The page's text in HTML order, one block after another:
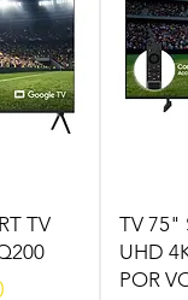
TV
TV 75"
UHD
POR